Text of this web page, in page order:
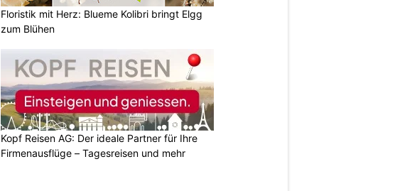
Floristik mit Herz: Blueme Kolibri bringt Elgg
zum Blühen
Kopf Reisen AG: Der ideale Partner für Ihre
Firmenausflüge – Tagesreisen und mehr